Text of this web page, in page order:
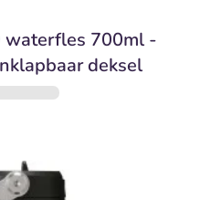
700ml -
deksel